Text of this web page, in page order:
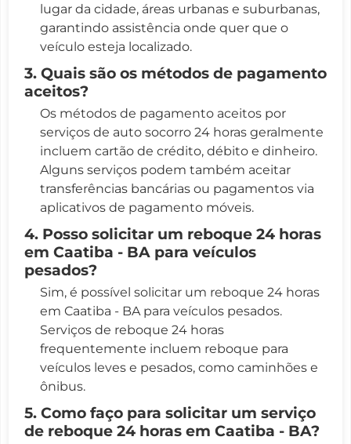
lugar da cidade, áreas urbanas e suburbanas,
garantindo assistência onde quer que o
veículo esteja localizado.
3. Quais são os métodos de pagamento
aceitos?
Os métodos de pagamento aceitos por
serviços de auto socorro 24 horas geralmente
incluem cartão de crédito, débito e dinheiro.
Alguns serviços podem também aceitar
transferências bancárias ou pagamentos via
aplicativos de pagamento móveis.
4. Posso solicitar um reboque 24 horas
em Caatiba - BA para veículos
pesados?
Sim, é possível solicitar um reboque 24 horas
em Caatiba - BA para veículos pesados.
Serviços de reboque 24 horas
frequentemente incluem reboque para
veículos leves e pesados, como caminhões e
ônibus.
5. Como faço para solicitar um serviço
de reboque 24 horas em Caatiba - BA?